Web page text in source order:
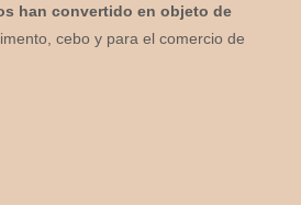
han convertido en objeto de
cebo y para el comercio de